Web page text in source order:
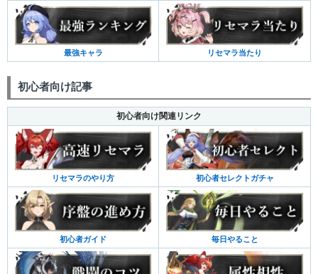
最強キャラ リセマラ当たり
初心者向け記事
初心者向け関連リンク
リセマラのやり方 初心者セレクトガチャ
初心者ガイド 毎日やること